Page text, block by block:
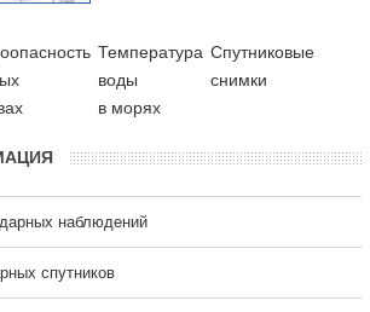
Температура
воды
в морях
Cпутниковые
снимки
наблюдений
спутников